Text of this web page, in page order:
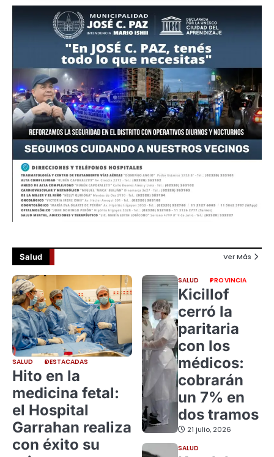
Salud Ver Más
SALUD DESTACADAS
Hito en la
medicina fetal:
el Hospital
Garrahan realiza
con éxito su
SALUD PROVINCIA
Kicillof
cerró la
paritaria
con los
médicos:
cobrarán
un 7% en
dos tramos
21 julio, 2026
SALUD